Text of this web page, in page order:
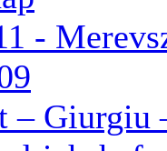
-
– Giurgiu